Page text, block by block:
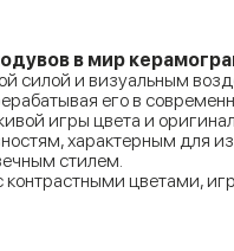
в мир
силой и визуальным
его в
игры цвета и
характерным для
стилем.
цветами,